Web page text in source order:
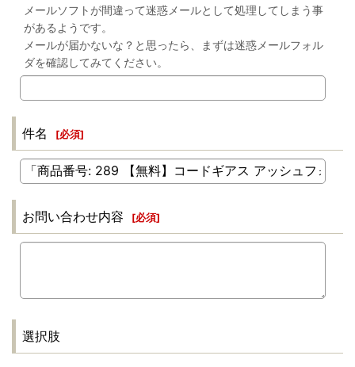
メールソフトが間違って迷惑メールとして処理してしまう事
があるようです。
メールが届かないな？と思ったら、まずは迷惑メールフォル
ダを確認してみてください。
件名 [必須]
お問い合わせ内容 [必須]
選択肢